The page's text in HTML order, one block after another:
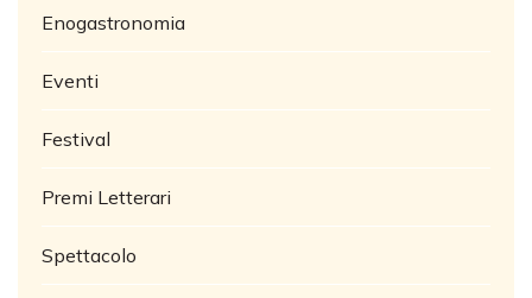
Enogastronomia
Eventi
Festival
Premi Letterari
Spettacolo